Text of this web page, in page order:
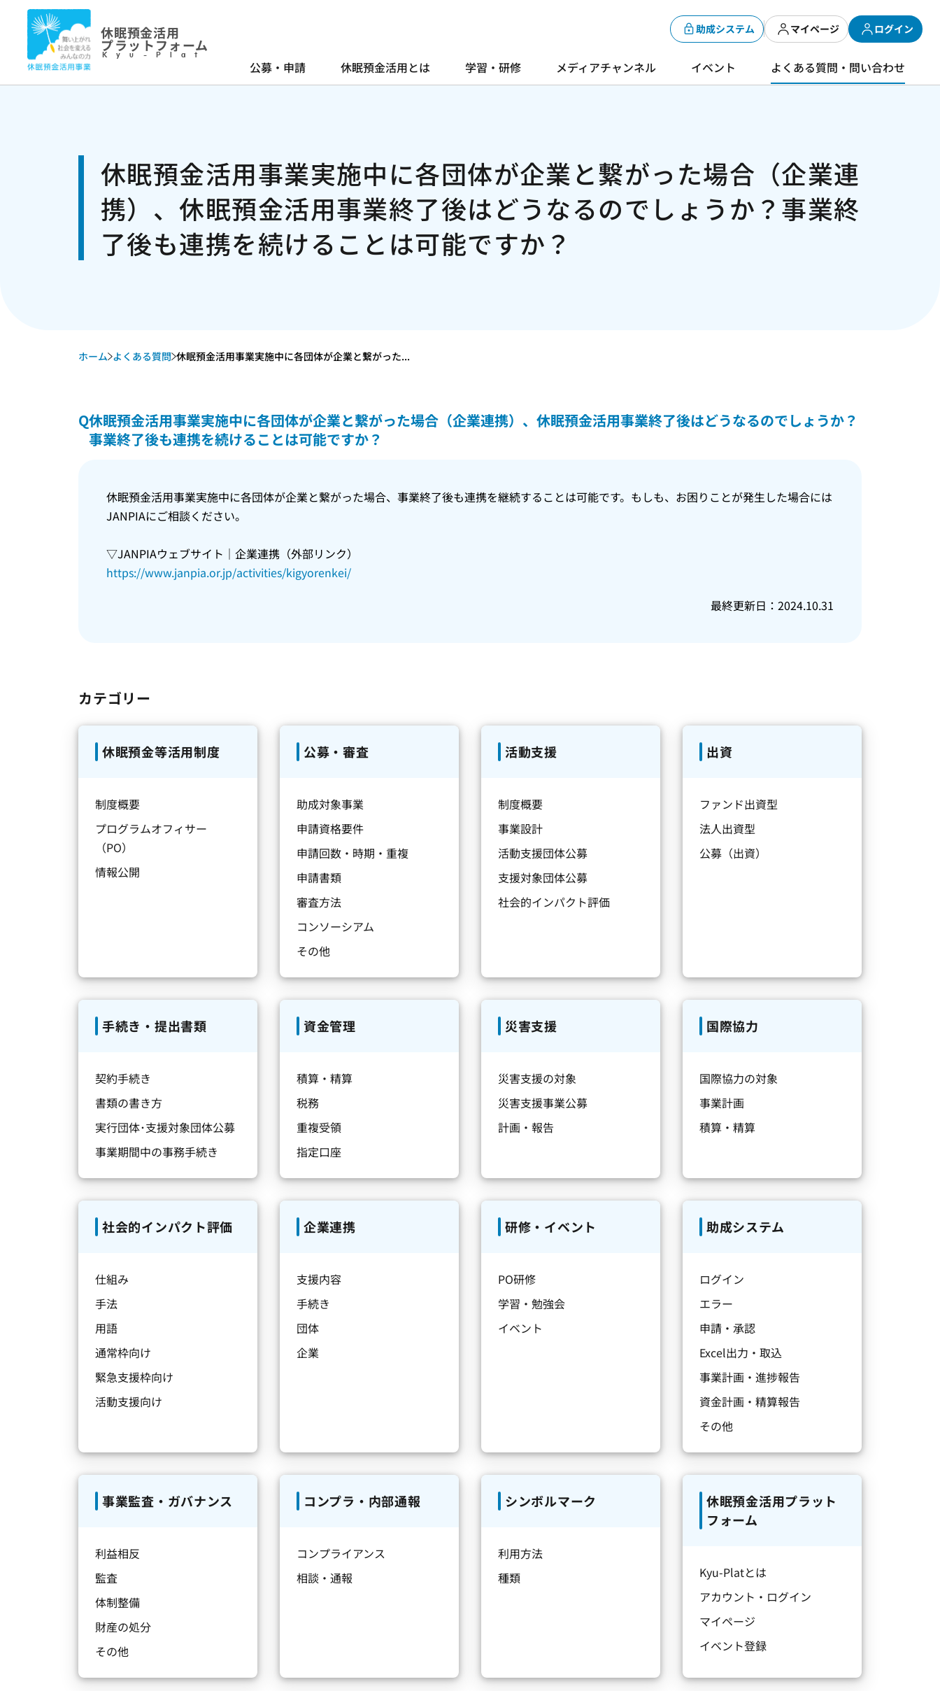
休眠預金活用
プラットフォーム
Kyu-Plat
助成システム マイページ ログイン
公募・申請 休眠預金活用とは 学習・研修 メディアチャンネル イベント よくある質問・問い合わせ
休眠預金活用事業実施中に各団体が企業と繋がった場合（企業連
携）、休眠預金活用事業終了後はどうなるのでしょうか？事業終
了後も連携を続けることは可能ですか？
ホーム よくある質問 休眠預金活用事業実施中に各団体が企業と繋がった...
Q休眠預金活用事業実施中に各団体が企業と繋がった場合（企業連携）、休眠預金活用事業終了後はどうなるのでしょうか？
事業終了後も連携を続けることは可能ですか？
休眠預金活用事業実施中に各団体が企業と繋がった場合、事業終了後も連携を継続することは可能です。もしも、お困りことが発生した場合には
JANPIAにご相談ください。
▽JANPIAウェブサイト｜企業連携（外部リンク）
https://www.janpia.or.jp/activities/kigyorenkei/
最終更新日：2024.10.31
カテゴリー
休眠預金等活用制度
制度概要
プログラムオフィサー
（PO）
情報公開
公募・審査
助成対象事業
申請資格要件
申請回数・時期・重複
申請書類
審査方法
コンソーシアム
その他
活動支援
制度概要
事業設計
活動支援団体公募
支援対象団体公募
社会的インパクト評価
出資
ファンド出資型
法人出資型
公募（出資）
手続き・提出書類
契約手続き
書類の書き方
実行団体･支援対象団体公募
事業期間中の事務手続き
資金管理
積算・精算
税務
重複受領
指定口座
災害支援
災害支援の対象
災害支援事業公募
計画・報告
国際協力
国際協力の対象
事業計画
積算・精算
社会的インパクト評価
仕組み
手法
用語
通常枠向け
緊急支援枠向け
活動支援向け
企業連携
支援内容
手続き
団体
企業
研修・イベント
PO研修
学習・勉強会
イベント
助成システム
ログイン
エラー
申請・承認
Excel出力・取込
事業計画・進捗報告
資金計画・精算報告
その他
事業監査・ガバナンス
利益相反
監査
体制整備
財産の処分
その他
コンプラ・内部通報
コンプライアンス
相談・通報
シンボルマーク
利用方法
種類
休眠預金活用プラット
フォーム
Kyu-Platとは
アカウント・ログイン
マイページ
イベント登録